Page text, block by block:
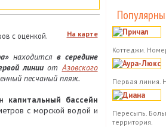
На карте
с оценкой.
находится в середине
линииотАзовского
песчаный пляж.
капитальный бассейн
с морской водой и
Коттеджи.
Первая линия.
Пересыпь.
территория.